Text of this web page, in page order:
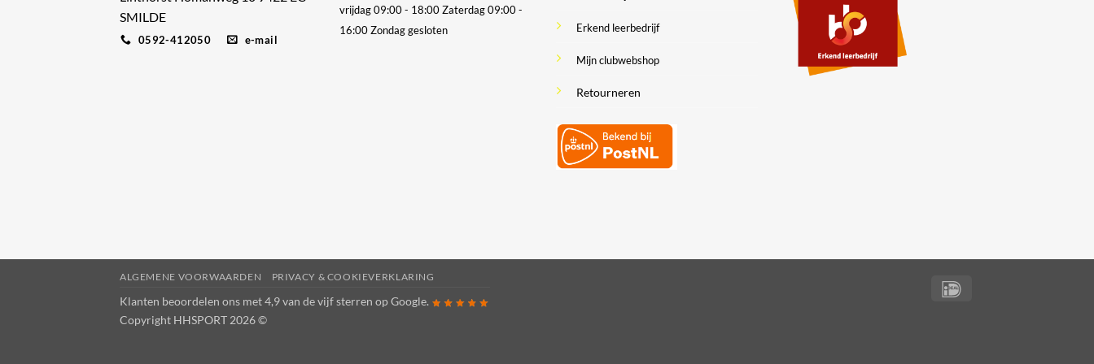
SMILDE
0592-412050 e-mail
vrijdag 09:00 - 18:00Zaterdag 09:00 -
16:00Zondag gesloten Erkend leerbedrijf
Mijn clubwebshop
Retourneren
ALGEMENE VOORWAARDEN PRIVACY & COOKIEVERKLARING
Klanten beoordelen ons met 4,9 van de vijf sterren opGoogle.
Copyright HHSPORT 2026 ©